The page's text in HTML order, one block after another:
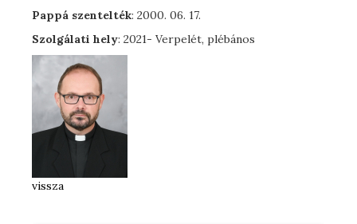
Pappá szentelték: 2000. 06. 17.
Szolgálati hely: 2021- Verpelét, plébános
vissza